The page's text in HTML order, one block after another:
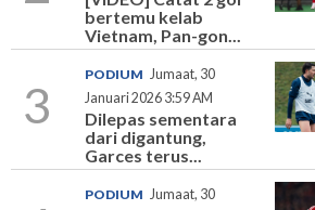
bertemu kelab
Vietnam, Pan-gon...
3
PODIUM Jumaat, 30
Januari 2026 3:59 AM
Dilepas sementara
dari digantung,
Garces terus...
PODIUM Jumaat, 30